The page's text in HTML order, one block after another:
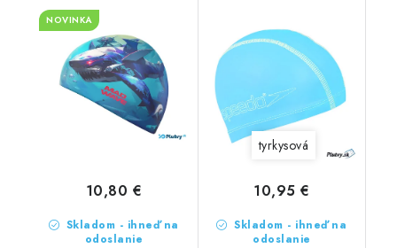
NOVINKA
Skladom - ihneď na
odoslanie
10,80 €
tyrkysová
Skladom - ihneď na
odoslanie
10,95 €